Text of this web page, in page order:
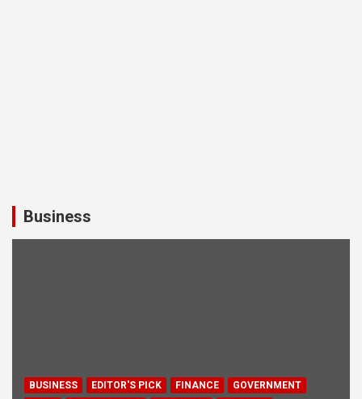
Business
BUSINESS EDITOR'S PICK FINANCE
GOVERNMENT